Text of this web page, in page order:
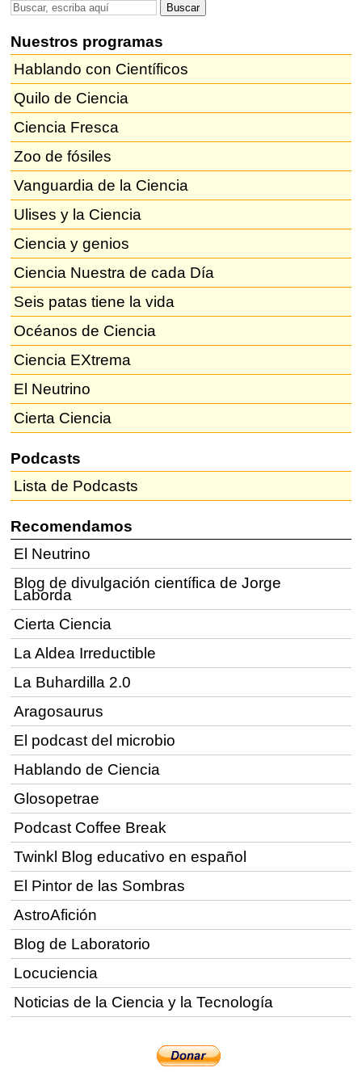
Nuestros programas
Hablando con Científicos
Quilo de Ciencia
Ciencia Fresca
Zoo de fósiles
Vanguardia de la Ciencia
Ulises y la Ciencia
Ciencia y genios
Ciencia Nuestra de cada Día
Seis patas tiene la vida
Océanos de Ciencia
Ciencia EXtrema
El Neutrino
Cierta Ciencia
Podcasts
Lista de Podcasts
Recomendamos
El Neutrino
Blog de divulgación científica de Jorge
Laborda
Cierta Ciencia
La Aldea Irreductible
La Buhardilla 2.0
Aragosaurus
El podcast del microbio
Hablando de Ciencia
Glosopetrae
Podcast Coffee Break
Twinkl Blog educativo en español
El Pintor de las Sombras
AstroAfición
Blog de Laboratorio
Locuciencia
Noticias de la Ciencia y la Tecnología